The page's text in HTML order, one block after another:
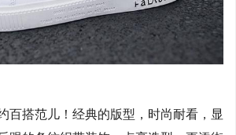
百搭范儿！经典的版型，时尚耐看，显